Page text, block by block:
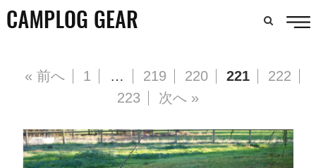
« 前へ 1 … 219 220 221
222
223
次へ »